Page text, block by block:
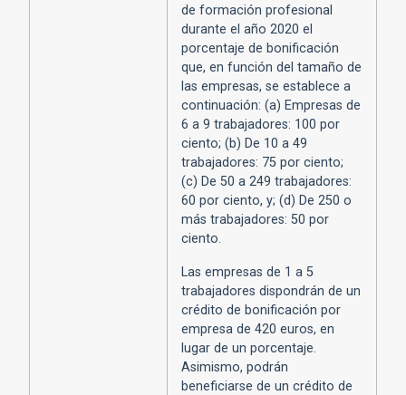
de formación profesional
durante el año 2020 el
porcentaje de bonificación
que, en función del tamaño de
las empresas, se establece a
continuación: (a) Empresas de
6 a 9 trabajadores: 100 por
ciento; (b) De 10 a 49
trabajadores: 75 por ciento;
(c) De 50 a 249 trabajadores:
60 por ciento, y; (d) De 250 o
más trabajadores: 50 por
ciento.
Las empresas de 1 a 5
trabajadores dispondrán de un
crédito de bonificación por
empresa de 420 euros, en
lugar de un porcentaje.
Asimismo, podrán
beneficiarse de un crédito de